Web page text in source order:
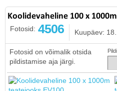
Koolidevaheline 100 x
Fotosid: 4506 Kuupäev:
Fotosid on võimalik otsida
pildistamise aja järgi.